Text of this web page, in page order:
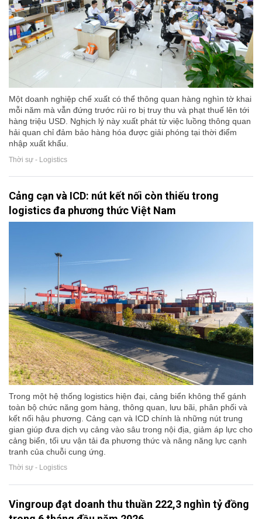
Một doanh nghiệp chế xuất có thể thông quan hàng nghìn tờ khai
mỗi năm mà vẫn đứng trước rủi ro bị truy thu và phạt thuế lên tới
hàng triệu USD. Nghịch lý này xuất phát từ việc luồng thông quan
hải quan chỉ đảm bảo hàng hóa được giải phóng tại thời điểm
nhập xuất khẩu.
Thời sự - Logistics
Cảng cạn và ICD: nút kết nối còn thiếu trong
logistics đa phương thức Việt Nam
Trong một hệ thống logistics hiện đại, cảng biển không thể gánh
toàn bộ chức năng gom hàng, thông quan, lưu bãi, phân phối và
kết nối hậu phương. Cảng cạn và ICD chính là những nút trung
gian giúp đưa dịch vụ cảng vào sâu trong nội địa, giảm áp lực cho
cảng biển, tối ưu vận tải đa phương thức và nâng năng lực cạnh
tranh của chuỗi cung ứng.
Thời sự - Logistics
Vingroup đạt doanh thu thuần 222,3 nghìn tỷ đồng